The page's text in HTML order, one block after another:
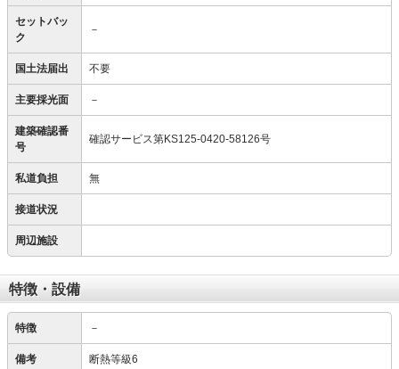
セットバッ
ク
－
国土法届出 不要
主要採光面 －
建築確認番
号
確認サービス第KS125-0420-58126号
私道負担 無
接道状況
周辺施設
特徴・設備
特徴 －
備考 断熱等級6